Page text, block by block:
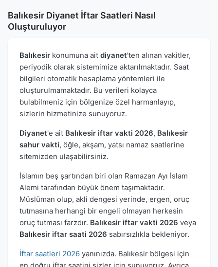
Balıkesir Diyanet İftar Saatleri Nasıl
Oluşturuluyor
Balıkesir konumuna ait diyanet'ten alınan vakitler,
periyodik olarak sistemimize aktarılmaktadır. Saat
bilgileri otomatik hesaplama yöntemleri ile
oluşturulmamaktadır. Bu verileri kolayca
bulabilmeniz için bölgenize özel harmanlayıp,
sizlerin hizmetinize sunuyoruz.
Diyanet'e ait Balıkesir iftar vakti 2026, Balıkesir
sahur vakti, öğle, akşam, yatsı namaz saatlerine
sitemizden ulaşabilirsiniz.
İslamın beş şartından biri olan Ramazan Ayı İslam
Alemi tarafından büyük önem taşımaktadır.
Müslüman olup, akli dengesi yerinde, ergen, oruç
tutmasına herhangi bir engeli olmayan herkesin
oruç tutması farzdır. Balıkesir iftar vakti 2026 veya
Balıkesir iftar saati 2026 sabırsızlıkla bekleniyor.
İftar saatleri 2026 yanınızda. Balıkesir bölgesi için
en doğru iftar saatini sizler için sunuyoruz. Ayrıca